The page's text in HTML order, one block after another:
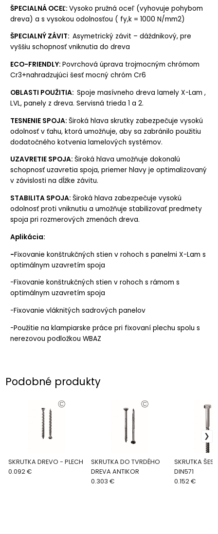
10x200 (bal.50ks) skladom +100
10x240 (bal.50ks) na objednávku
10x260 (bal.50ks) na objednávku
10x280 (bal.50ks) na objednávku
10x300 (bal.50ks) na objednávku
10x320 (bal.50ks) skladom +27
10x340 (bal.50ks) na objednávku
10x440 (bal.50ks) na objednávku
10x400 (bal.50ks)
ŠPECIALNÁ OCEĽ:Vysoko pružná oceľ (vyhovuje pohybom
dreva) a s vysokou odolnosťou ( fy,k = 1000 N/mm2)
ŠPECIALNÝ ZÁVIT: Asymetrický závit – dáždnikový, pre
vyššiu schopnosť vniknutia do dreva
ECO-FRIENDLY:Povrchová úprava trojmocným chrómom
Cr3+nahradzujúci šesť mocný chróm Cr6
OBLASTI POUŽITIA: Spoje masívneho dreva lamely X-Lam ,
LVL, panely z dreva. Servisná trieda 1 a 2.
TESNENIE SPOJA:Široká hlava skrutky zabezpečuje vysokú
odolnosť v ťahu, ktorá umožňuje, aby sa zabránilo použitiu
dodatočného kotvenia lamelových systémov.
UZAVRETIE SPOJA:Široká hlava umožňuje dokonalú
schopnosť uzavretia spoja, priemer hlavy je optimalizovaný
v závislosti na dĺžke závitu.
STABILITA SPOJA:Široká hlava zabezpečuje vysokú
odolnosť proti vniknutiu a umožňuje stabilizovať predmety
spoja pri rozmerových zmenách dreva.
Aplikácia:
-Fixovanie konštrukčných stien v rohoch s panelmi X-Lam s
optimálnym uzavretím spoja
-Fixovanie konštrukčných stien v rohoch s rámom s
optimálnym uzavretím spoja
-Fixovanie vláknitých sadrových panelov
-Použitie na klampiarske práce pri fixovaní plechu spolu s
nerezovou podložkou WBAZ
Podobné produkty
SKRUTKA DREVO - PLECH
0.092 €
SKRUTKA DO TVRDÉHO
DREVA ANTIKOR
0.303 €
SKRUTKA
DIN571
0.152 €